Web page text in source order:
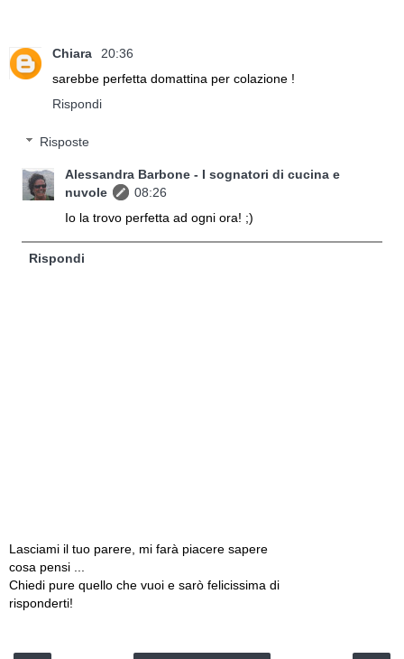
Chiara
20:36
sarebbe perfetta domattina per colazione !
Rispondi
Risposte
Alessandra Barbone - I sognatori di cucina e
nuvole
08:26
Io la trovo perfetta ad ogni ora! ;)
Rispondi
Lasciami il tuo parere, mi farà piacere sapere
cosa pensi ...
Chiedi pure quello che vuoi e sarò felicissima di
risponderti!